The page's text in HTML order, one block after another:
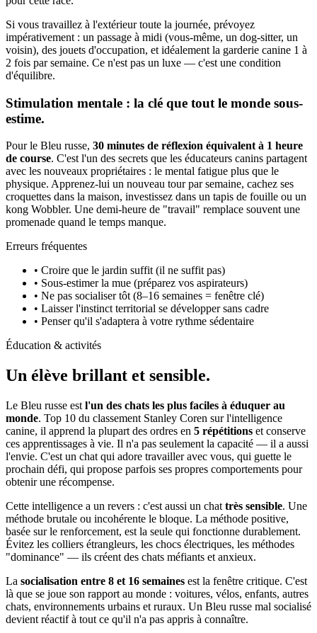
Si vous travaillez à l'extérieur toute la journée, prévoyez
impérativement : un passage à midi (vous-même, un dog-sitter, un
voisin), des jouets d'occupation, et idéalement la garderie canine 1 à
2 fois par semaine. Ce n'est pas un luxe — c'est une condition
d'équilibre.
Stimulation mentale : la clé que tout le monde sous-
estime.
Pour le Bleu russe, 30 minutes de réflexion équivalent à 1 heure
de course. C'est l'un des secrets que les éducateurs canins partagent
avec les nouveaux propriétaires : le mental fatigue plus que le
physique. Apprenez-lui un nouveau tour par semaine, cachez ses
croquettes dans la maison, investissez dans un tapis de fouille ou un
kong Wobbler. Une demi-heure de "travail" remplace souvent une
promenade quand le temps manque.
Erreurs fréquentes
• Croire que le jardin suffit (il ne suffit pas)
• Sous-estimer la mue (préparez vos aspirateurs)
• Ne pas socialiser tôt (8–16 semaines = fenêtre clé)
• Laisser l'instinct territorial se développer sans cadre
• Penser qu'il s'adaptera à votre rythme sédentaire
Éducation & activités
Un élève brillant et sensible.
Le Bleu russe est l'un des chats les plus faciles à éduquer au
monde. Top 10 du classement Stanley Coren sur l'intelligence
canine, il apprend la plupart des ordres en 5 répétitions et conserve
ces apprentissages à vie. Il n'a pas seulement la capacité — il a aussi
l'envie. C'est un chat qui adore travailler avec vous, qui guette le
prochain défi, qui propose parfois ses propres comportements pour
obtenir une récompense.
Cette intelligence a un revers : c'est aussi un chat très sensible. Une
méthode brutale ou incohérente le bloque. La méthode positive,
basée sur le renforcement, est la seule qui fonctionne durablement.
Évitez les colliers étrangleurs, les chocs électriques, les méthodes
"dominance" — ils créent des chats méfiants et anxieux.
La socialisation entre 8 et 16 semaines est la fenêtre critique. C'est
là que se joue son rapport au monde : voitures, vélos, enfants, autres
chats, environnements urbains et ruraux. Un Bleu russe mal socialisé
devient réactif à tout ce qu'il n'a pas appris à connaître.